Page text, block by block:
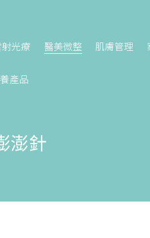
光療 醫美微整 肌膚管理
產品
澎針